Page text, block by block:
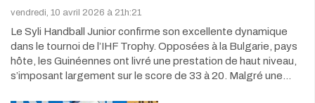
vendredi, 10 avril 2026 à 21h:21
Le Syli Handball Junior confirme son excellente dynamique
dans le tournoi de l’IHF Trophy. Opposées à la Bulgarie, pays
hôte, les Guinéennes ont livré une prestation de haut niveau,
s’imposant largement sur le score de 33 à 20. Malgré une…